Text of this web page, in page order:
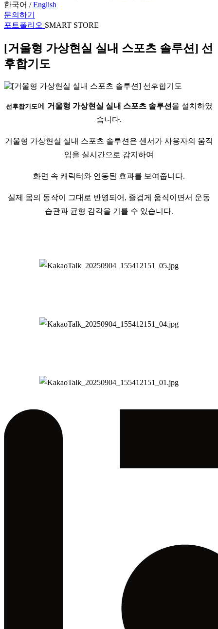
한국어 / English
문의하기
포트폴리오 SMART STORE
[거울형 가상현실 실내 스포츠 솔루션] 선
후합기도
선후합기도에 거울형 가상현실 실내 스포츠 솔루션 을 설치하였
습니다.
거울형 가상현실 실내 스포츠 솔루션은 센서가 사용자의 움직
임을 실시간으로 감지하여
화면 속 캐릭터와 연동된 효과를 보여줍니다.
실제 몸의 동작이 그대로 반영되어, 즐겁게 움직이면서 운동
습관과 균형 감각을 기를 수 있습니다.